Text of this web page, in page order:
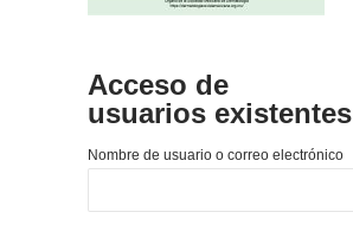
Acceso de
usuarios existentes
Nombre de usuario o correo electrónico